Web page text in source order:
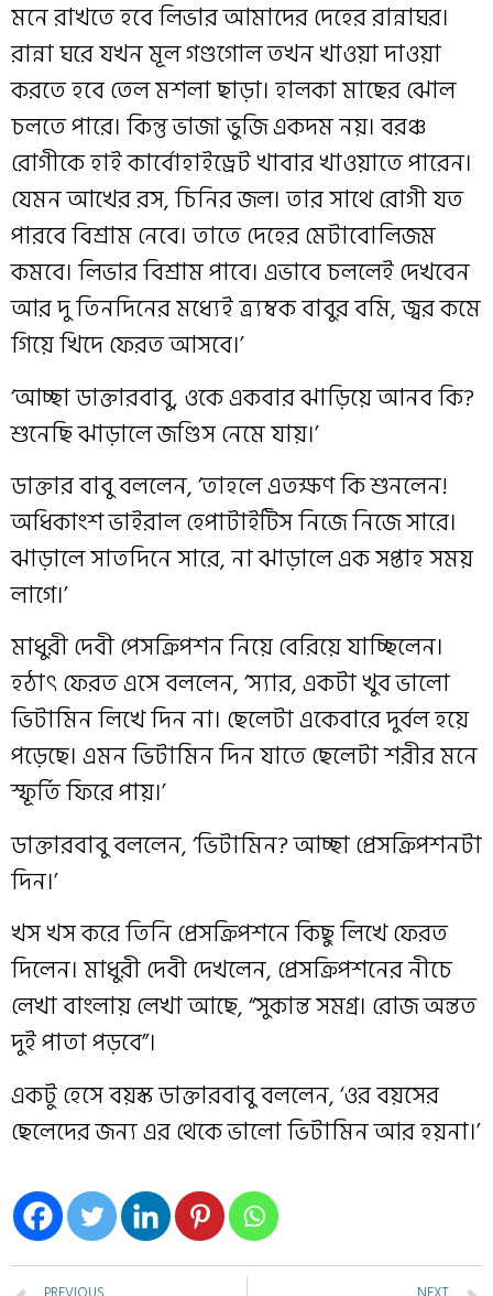
মনে রাখতে হবে লিভার আমাদের দেহের রান্নাঘর।
রান্না ঘরে যখন মূল গণ্ডগোল তখন খাওয়া দাওয়া
করতে হবে তেল মশলা ছাড়া। হালকা মাছের ঝোল
চলতে পারে। কিন্তু ভাজা ভুজি একদম নয়। বরঞ্চ
রোগীকে হাই কার্বোহাইড্রেট খাবার খাওয়াতে পারেন।
যেমন আখের রস, চিনির জল। তার সাথে রোগী যত
পারবে বিশ্রাম নেবে। তাতে দেহের মেটাবোলিজম
কমবে। লিভার বিশ্রাম পাবে। এভাবে চললেই দেখবেন
আর দু তিনদিনের মধ্যেই ত্র্যম্বক বাবুর বমি, জ্বর কমে
গিয়ে খিদে ফেরত আসবে।’
‘আচ্ছা ডাক্তারবাবু, ওকে একবার ঝাড়িয়ে আনব কি?
শুনেছি ঝাড়ালে জণ্ডিস নেমে যায়।’
ডাক্তার বাবু বললেন, ‘তাহলে এতক্ষণ কি শুনলেন!
অধিকাংশ ভাইরাল হেপাটাইটিস নিজে নিজে সারে।
ঝাড়ালে সাতদিনে সারে, না ঝাড়ালে এক সপ্তাহ সময়
লাগে।’
মাধুরী দেবী পেসক্রিপশন নিয়ে বেরিয়ে যাচ্ছিলেন।
হঠাৎ ফেরত এসে বললেন, ‘স্যার, একটা খুব ভালো
ভিটামিন লিখে দিন না। ছেলেটা একেবারে দুর্বল হয়ে
পড়েছে। এমন ভিটামিন দিন যাতে ছেলেটা শরীর মনে
স্ফূর্তি ফিরে পায়।’
ডাক্তারবাবু বললেন, ‘ভিটামিন? আচ্ছা প্রেসক্রিপশনটা
দিন।’
খস খস করে তিনি প্রেসক্রিপশনে কিছু লিখে ফেরত
দিলেন। মাধুরী দেবী দেখলেন, প্রেসক্রিপশনের নীচে
লেখা বাংলায় লেখা আছে, “সুকান্ত সমগ্র। রোজ অন্তত
দুই পাতা পড়বে”।
একটু হেসে বয়স্ক ডাক্তারবাবু বললেন, ‘ওর বয়সের
ছেলেদের জন্য এর থেকে ভালো ভিটামিন আর হয়না।’